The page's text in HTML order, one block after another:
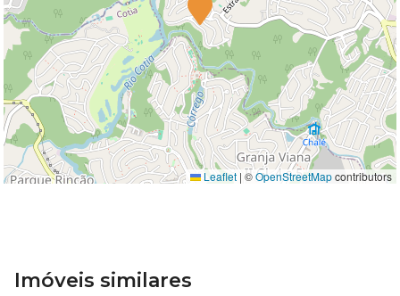
Leaflet | ©OpenStreetMapcontributors
Imóveis similares